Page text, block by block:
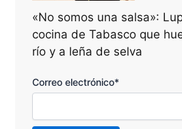
«No somos una salsa»:
cocina de Tabasco que
río y a leña de selva
Correo electrónico*